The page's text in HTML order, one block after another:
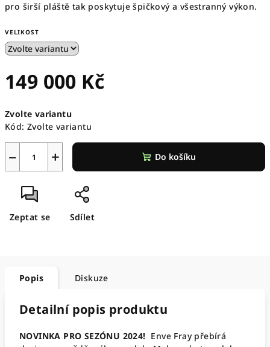
pro širší pláště tak poskytuje špičkový a všestranný výkon.
VELIKOST
149 000 Kč
cena:
Zvolte variantu
Kód: Zvolte variantu
+
− Do košíku
Zeptat se Sdílet
Popis Diskuze
Detailní popis produktu
NOVINKA PRO SEZÓNU 2024! Enve Fray přebírá